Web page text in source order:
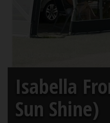
Isabella
Sun Shine)